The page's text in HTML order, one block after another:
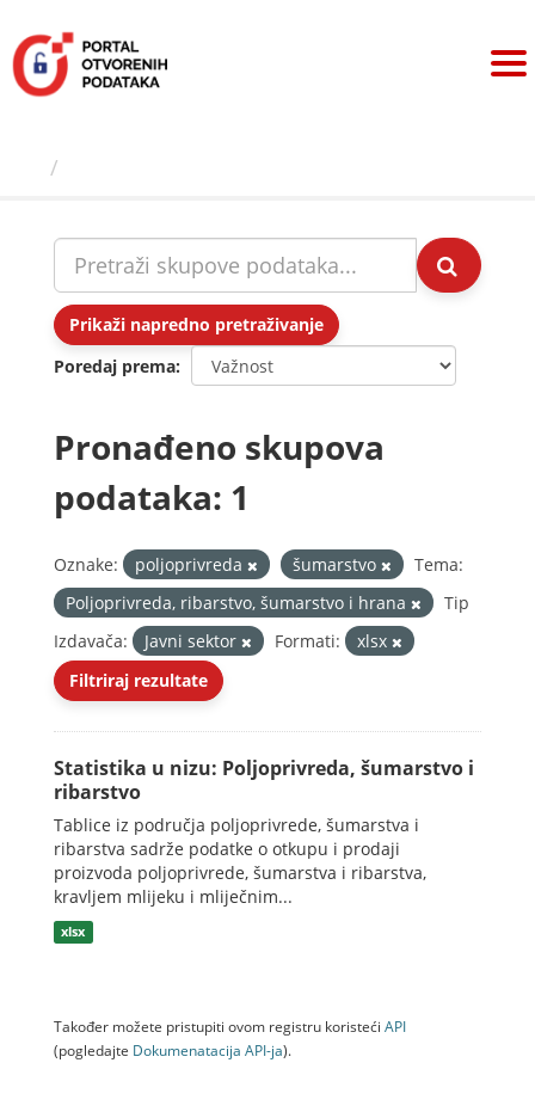
sadržaj
Prikaži napredno pretraživanje
Poredaj prema
Pronađeno skupova
podataka: 1
Oznake: poljoprivreda šumarstvo
Tema:
Poljoprivreda, ribarstvo, šumarstvo i hrana
Tip
Izdavača:
Javni sektor Formati:
xlsx
Filtriraj rezultate
Statistika u nizu: Poljoprivreda, šumarstvo i
ribarstvo
Tablice iz područja poljoprivrede, šumarstva i
ribarstva sadrže podatke o otkupu i prodaji
proizvoda poljoprivrede, šumarstva i ribarstva,
kravljem mlijeku i mliječnim...
xlsx
Također možete pristupiti ovom registru koristeći API
(pogledajte Dokumenаtаcijа API-jа).